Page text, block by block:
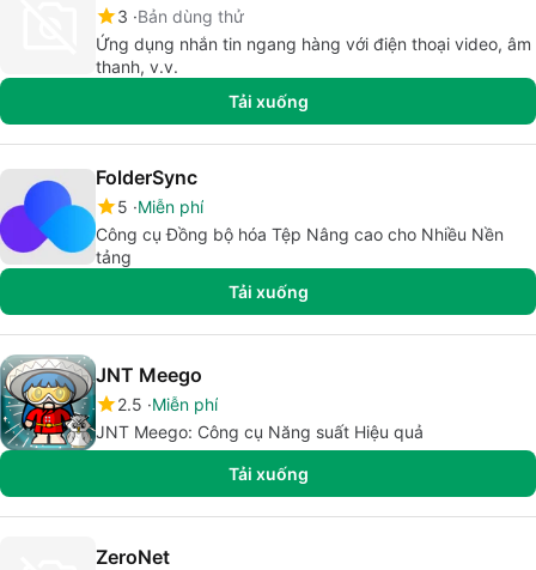
3 Bản dùng thử
Ứng dụng nhắn tin ngang hàng với điện thoại video, âm
thanh, v.v.
Tải xuống
FolderSync
5 Miễn phí
Công cụ Đồng bộ hóa Tệp Nâng cao cho Nhiều Nền
tảng
Tải xuống
JNT Meego
2.5 Miễn phí
JNT Meego: Công cụ Năng suất Hiệu quả
Tải xuống
ZeroNet